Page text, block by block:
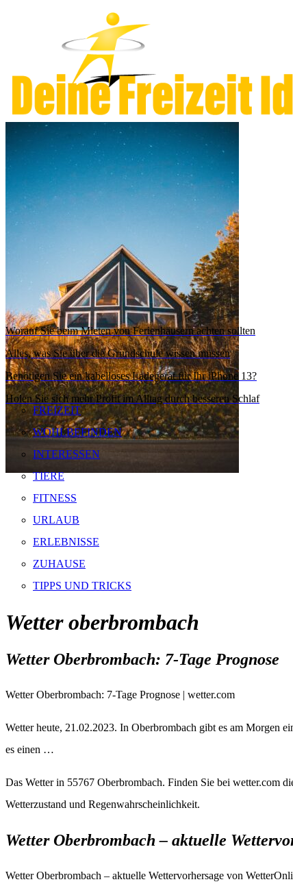
Worauf Sie beim Mieten von Ferienhäusern achten sollten
Alles, was Sie über die Grundschule wissen müssen
Benötigen Sie ein kabelloses Ladegerät für Ihr iPhone 13?
Holen Sie sich mehr Profit im Alltag durch besseren Schlaf
FREIZEIT
WOHLBEFINDEN
INTERESSEN
TIERE
FITNESS
URLAUB
ERLEBNISSE
ZUHAUSE
TIPPS UND TRICKS
Wetter oberbrombach
Wetter Oberbrombach: 7-Tage Prognose
Wetter Oberbrombach: 7-Tage Prognose | wetter.com
Wetter heute, 21.02.2023. In Oberbrombach gibt es am Morgen
es einen …
Das Wetter in 55767 Oberbrombach. Finden Sie bei wetter.com
Wetterzustand und Regenwahrscheinlichkeit.
Wetter Oberbrombach – aktuelle
Wetter Oberbrombach – aktuelle Wettervorhersage von